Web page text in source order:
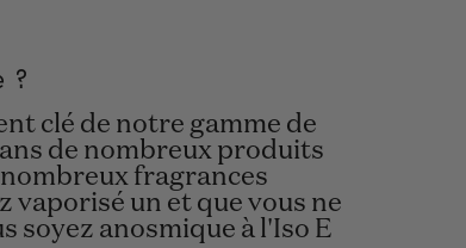
?
clé de notre gamme de
de nombreux produits
fragrances
vaporisé un et que vous ne
soyez anosmique à l'Iso E